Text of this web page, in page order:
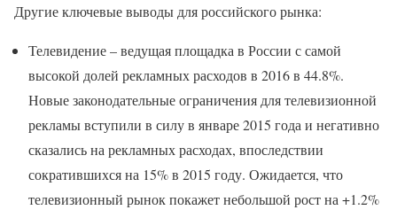
Другие ключевые выводы для российского рынка:
Телевидение – ведущая площадка в России с самой
высокой долей рекламных расходов в 2016 в 44.8%.
Новые законодательные ограничения для телевизионной
рекламы вступили в силу в январе 2015 года и негативно
сказались на рекламных расходах, впоследствии
сократившихся на 15% в 2015 году. Ожидается, что
телевизионный рынок покажет небольшой рост на +1.2%